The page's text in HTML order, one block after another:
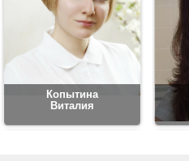
Копытина
Виталия